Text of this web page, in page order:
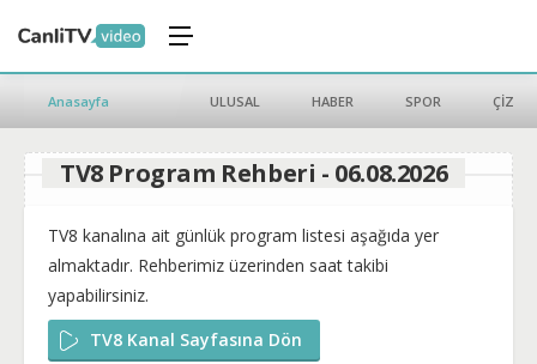
Anasayfa ULUSAL HABER SPOR ÇİZGİ
TV8 Program Rehberi - 06.08.2026
TV8 kanalına ait günlük program listesi aşağıda yer
almaktadır. Rehberimiz üzerinden saat takibi
yapabilirsiniz.
TV8 Kanal Sayfasına Dön